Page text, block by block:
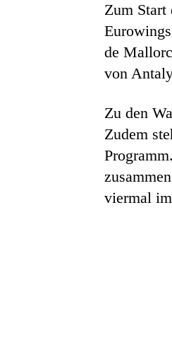
Zum Start
de
von
Zu den
Zudem
viermal